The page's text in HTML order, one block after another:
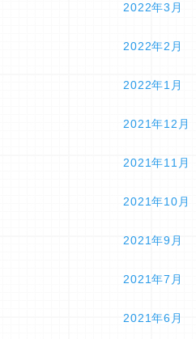
2022年3月
2022年2月
2022年1月
2021年12月
2021年11月
2021年10月
2021年9月
2021年7月
2021年6月